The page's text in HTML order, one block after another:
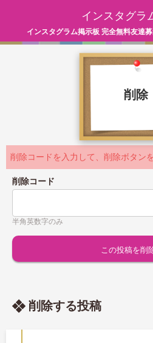
インスタグラ
インスタグラム掲示板 完全無料友達
削除
削除コードを入力して、削除ボタン
削除コード
半角英数字のみ
削除する投稿